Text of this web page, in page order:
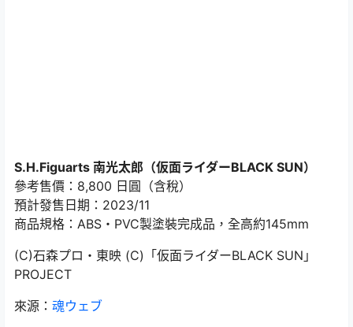
S.H.Figuarts 南光太郎（仮面ライダーBLACK SUN）
參考售價：8,800 日圓（含稅）
預計發售日期：2023/11
商品規格：ABS・PVC製塗裝完成品，全高約145mm
(C)石森プロ・東映 (C)「仮面ライダーBLACK SUN」
PROJECT
來源： 魂ウェブ